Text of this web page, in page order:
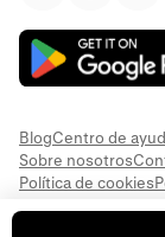
BlogCentro de
Sobre nosotros
Política de cookies